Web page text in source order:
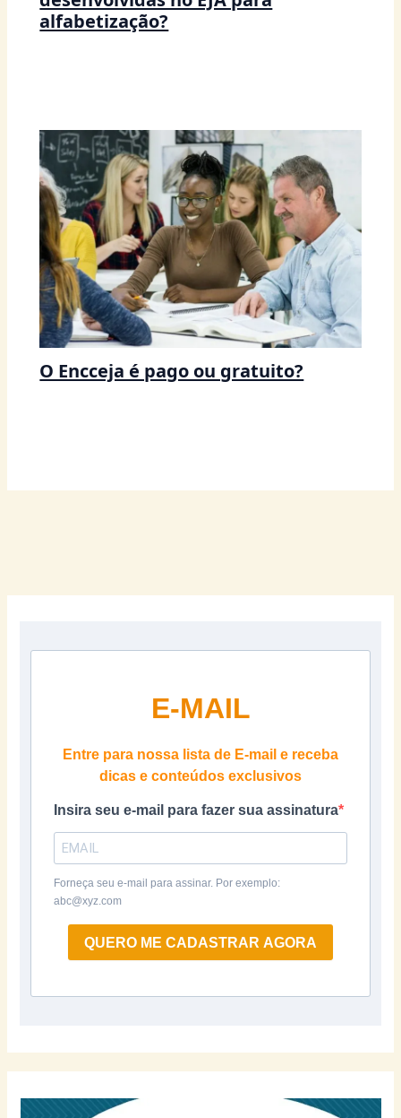
alfabetização?
O Encceja é pago ou gratuito?
E-MAIL
Entre para nossa lista de E-mail e receba
dicas e conteúdos exclusivos
Insira seu e-mail para fazer sua assinatura
Forneça seu e-mail para assinar. Por exemplo:
abc@xyz.com
QUERO ME CADASTRAR AGORA